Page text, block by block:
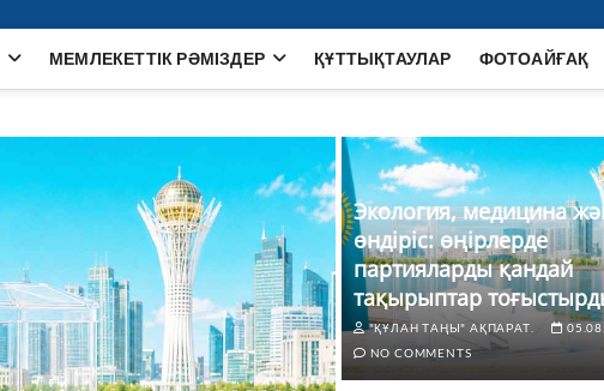
МЕМЛЕКЕТТІК РӘМІЗДЕР ҚҰТТЫҚТАУЛАР ФОТОАЙҒАҚ
Экология, медицина
өндіріс: өңірлерде
партияларды қандай
тақырыптар
"ҚҰЛАН ТАҢЫ" АҚПАРАТ.
NO COMMENTS